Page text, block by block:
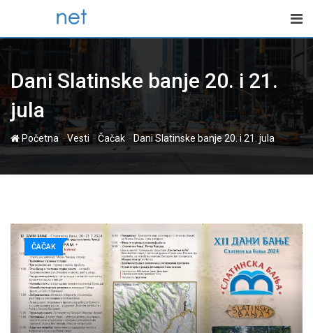
content
Dani Slatinske banje 20. i 21.
jula
Početna-Vesti -Čačak- Dani Slatinske banje 20. i 21. jula
ČAČAK